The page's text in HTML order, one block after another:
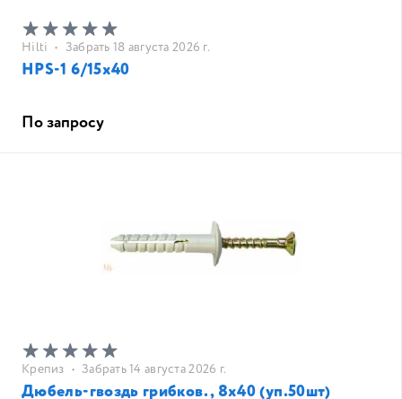
Hilti • Забрать 18 августа 2026 г.
HPS-1 6/15x40
По запросу
Крепиз • Забрать 14 августа 2026 г.
Дюбель-гвоздь грибков., 8х40 (уп.50шт)